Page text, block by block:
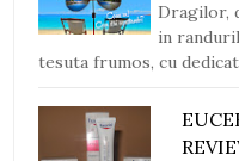
Dragilor,
in
tesuta frumos, cu